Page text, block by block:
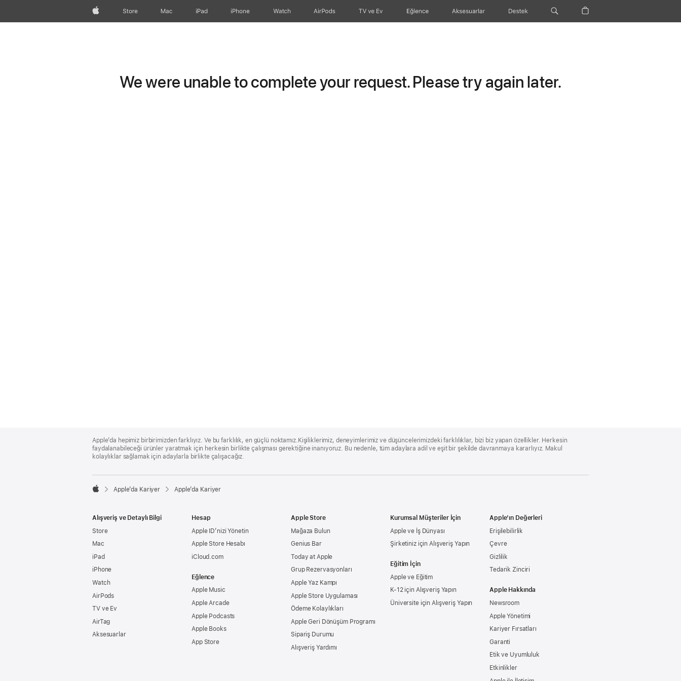
wzlhp Store Mac iPad iPhone Watch AirPods TV ve Ev Eğlence Aksesuarlar Destek
We were unable to complete your request. Please try again later.
Footer
Apple’da hepimiz birbirimizden farklıyız. Ve bu farklılık, en güçlü noktamız.Kişiliklerimiz, deneyimlerimiz ve düşüncelerimizdeki farklılıklar, bizi biz yapan özellikler. Herkesin
faydalanabileceği ürünler yaratmak için herkesin birlikte çalışması gerektiğine inanıyoruz. Bu nedenle, tüm adaylara adil ve eşit bir şekilde davranmaya kararlıyız. Makul
kolaylıklar sağlamak için adaylarla birlikte çalışacağız.

Apple’da Kariyer Apple’da Kariyer
Alışveriş ve Detaylı Bilgi
Store
Mac
iPad
iPhone
Watch
AirPods
TV ve Ev
AirTag
Aksesuarlar
Hesap
Apple ID’nizi Yönetin
Apple Store Hesabı
iCloud.com
Eğlence
Apple Music
Apple Arcade
Apple Podcasts
Apple Books
App Store
Apple Store
Mağaza Bulun
Genius Bar
Today at Apple
Grup Rezervasyonları
Apple Yaz Kampı
Apple Store Uygulaması
Ödeme Kolaylıkları
Apple Geri Dönüşüm Programı
Sipariş Durumu
Alışveriş Yardımı
Kurumsal Müşteriler İçin
Apple ve İş Dünyası
Şirketiniz için Alışveriş Yapın
Eğitim İçin
Apple ve Eğitim
K-12 için Alışveriş Yapın
Üniversite için Alışveriş Yapın
Apple’ın Değerleri
Erişilebilirlik
Çevre
Gizlilik
Tedarik Zinciri
Apple Hakkında
Newsroom
Apple Yönetimi
Kariyer Fırsatları
Garanti
Etik ve Uyumluluk
Etkinlikler